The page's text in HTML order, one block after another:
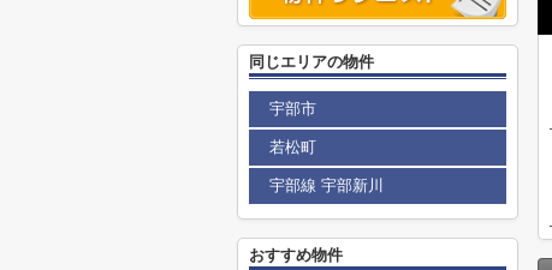
同じエリアの物件
宇部市
若松町
宇部線 宇部新川
おすすめ物件